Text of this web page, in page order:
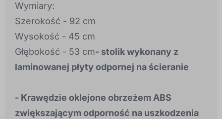
Wymiary:
Szerokość - 92 cm
Wysokość - 45 cm
Głębokość - 53 cm- stolik wykonany z
laminowanej płyty odpornej na ścieranie
- Krawędzie oklejone obrzeżem ABS
zwiększającym odporność na uszkodzenia